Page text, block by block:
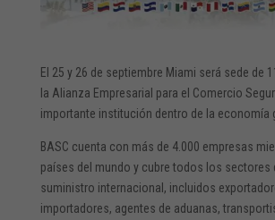
El 25 y 26 de septiembre Miami será sede de
la Alianza Empresarial para el Comercio
importante institución dentro de la economía
BASC cuenta con más de 4.000 empresas
países del mundo y cubre todos los sectores
suministro internacional, incluidos
importadores, agentes de aduanas,